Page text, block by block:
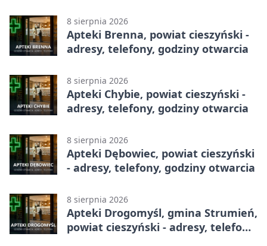
8 sierpnia 2026
Apteki Brenna, powiat cieszyński -
adresy, telefony, godziny otwarcia
8 sierpnia 2026
Apteki Chybie, powiat cieszyński -
adresy, telefony, godziny otwarcia
8 sierpnia 2026
Apteki Dębowiec, powiat cieszyński
- adresy, telefony, godziny otwarcia
8 sierpnia 2026
Apteki Drogomyśl, gmina Strumień,
powiat cieszyński - adresy, telefony,